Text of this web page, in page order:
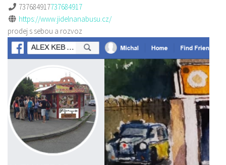
737684917737684917
https://www.jidelnanabusu.cz/
prodej s sebou a rozvoz